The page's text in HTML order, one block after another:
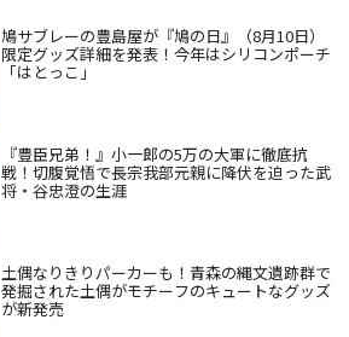
鳩サブレーの豊島屋が『鳩の日』（8月10日）
限定グッズ詳細を発表！今年はシリコンポーチ
「はとっこ」
『豊臣兄弟！』小一郎の5万の大軍に徹底抗
戦！切腹覚悟で長宗我部元親に降伏を迫った武
将・谷忠澄の生涯
土偶なりきりパーカーも！青森の縄文遺跡群で
発掘された土偶がモチーフのキュートなグッズ
が新発売